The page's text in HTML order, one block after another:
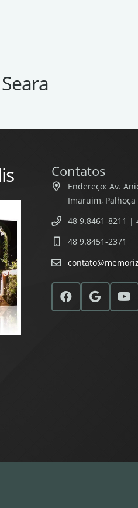
Contatos
Endereço: Av.
Imaruim, Palhoça
48 9.8461-8211 |
48 9.8451-2371